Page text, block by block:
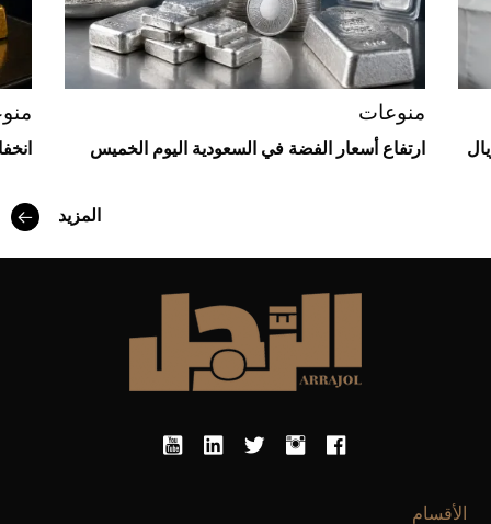
منوعات
ارتفاع أسعار الفضة في السعودية اليوم الخميس
المزيد
الأقسام